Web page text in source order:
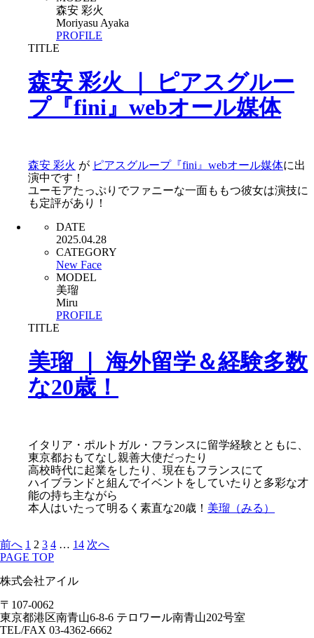
森安 彩火
Moriyasu Ayaka
PROFILE
TITLE
森安 彩火 ｜ ピアスグルー
プ『fini』webオール媒体
森安 彩火 が ピアスグループ『fini』webオール媒体に出
演中です！
ユーモアたっぷりでファニーな一面ももつ彼女は演技に
も定評があり！
DATE
2025.04.28
CATEGORY
New Face
MODEL
美瑠
Miru
PROFILE
TITLE
美瑠 ｜ 海外留学＆経験多数
な20歳！
イタリア・ポルトガル・フランスに留学経験とともに、
東京都おもてなし親善大使だったり
高校時代に起業をしたり、現在もフランスにて
ハイブランドと組んでイベントをしていたりと多彩な才
能の持ち主ながら
本人はいたって明るく素直な20歳！ 美瑠（みる）
前へ 1 2 3 4 … 14 次へ
PAGE TOP
株式会社アイル
〒107-0062
東京都港区南青山6-8-6 テロワール南青山202号室
TEL/FAX 03-4362-6662